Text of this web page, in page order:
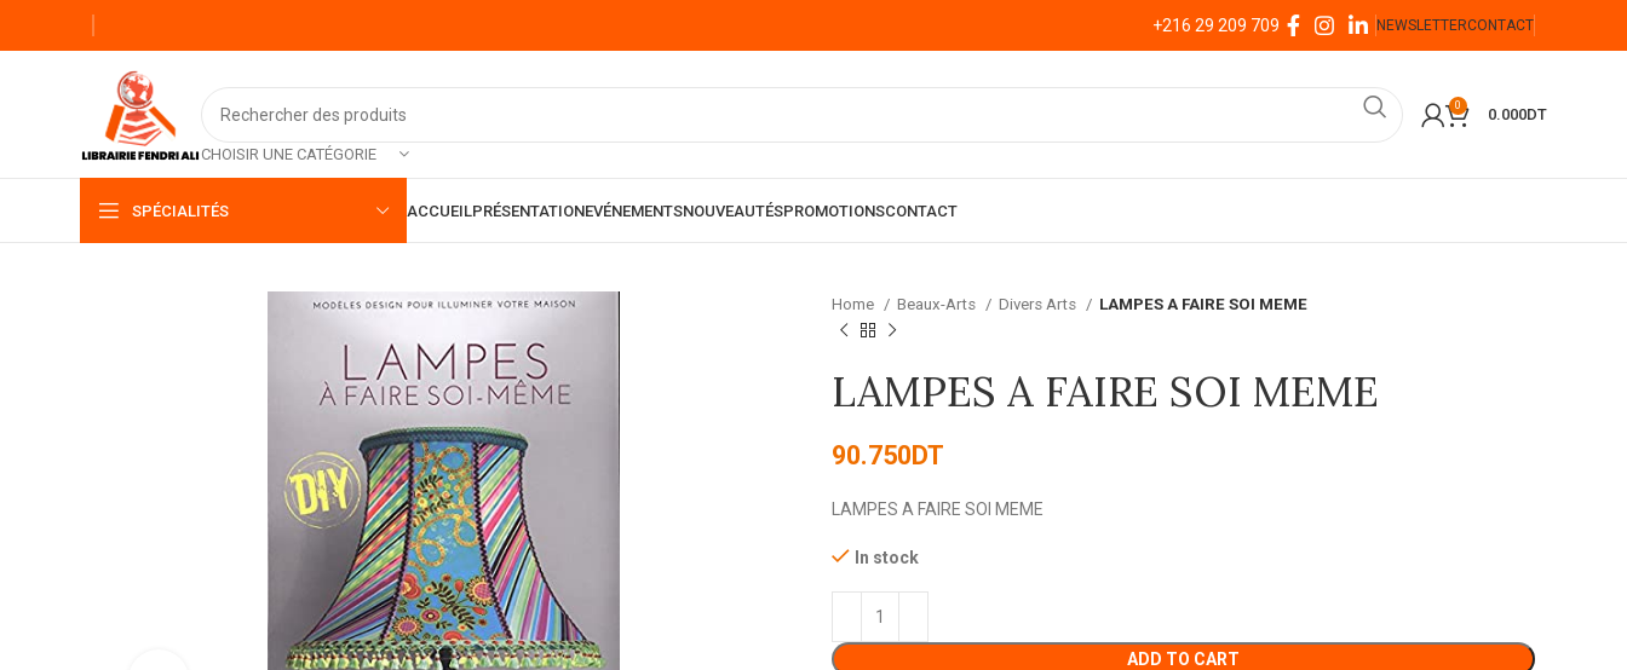
+216 29 209 709 NEWSLETTERCONTACT
CHOISIR UNE CATÉGORIE
0
0.000DT
SPÉCIALITÉS ACCUEILPRÉSENTATIONEVÉNEMENTSNOUVEAUTÉSPROMOTIONSCONTACT
Home Beaux-Arts Divers Arts LAMPES A FAIRE SOI MEME
LAMPES A FAIRE SOI MEME
90.750DT
LAMPES A FAIRE SOI MEME
In stock
ADD TO CART